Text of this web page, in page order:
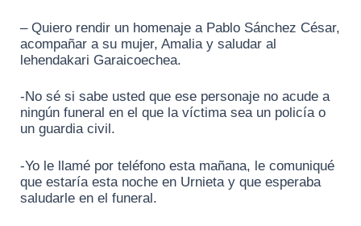
– Quiero rendir un homenaje a Pablo Sánchez César,
acompañar a su mujer, Amalia y saludar al
lehendakari Garaicoechea.
-No sé si sabe usted que ese personaje no acude a
ningún funeral en el que la víctima sea un policía o
un guardia civil.
-Yo le llamé por teléfono esta mañana, le comuniqué
que estaría esta noche en Urnieta y que esperaba
saludarle en el funeral.